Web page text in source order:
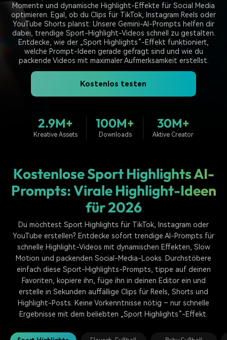
Prompts – schnell ähnliche
Videos erstellen
fortgeschrittene
Videobearbeitungsfähigkeiten
Kickstart Bootcamp
erweitern Sie Ihre
Fähigkeiten mit Filmora
DIY-Spezialeffekte
können
Creator
Ihren Einfluss mit Filmora
Freunde-werben-
Blog
Kunden-Support
Über Uns
Unsere Mission, Geschichte
und Kunden
Bewertungen
Finden Sie mehr über Filmora
Nachrichten und
Erfahren Sie, wie unsere
Kunden Erfolg haben
Schalten Sie Partnerschaften
auf Unternehmensebene frei
KAUFEN Anmelden
Suchen
Momente und dynamische Highlight-Effekte für Social Media
optimieren. Egal, ob du Clips für TikTok, Instagram Reels oder
YouTube Shorts planst: Unsere Gemini-AI-Prompts helfen dir
dabei, trendige Sport-Highlight-Videos schnell zu gestalten.
Entdecke, wie der „Sport Highlights“-Effekt funktioniert,
welche Prompt-Ideen gerade gefragt sind und wie du
packende Videos mit maximaler Aufmerksamkeit erstellst.
Kostenlos testen
2.9M+
Kreative Assets
100M+
Downloads
30M+
Aktive Creator
Kostenlose Sport Highlights AI-
Prompts: Virale Highlight-Ideen
für 2026
Du möchtest Sport Highlights für TikTok, Instagram oder
YouTube erstellen? Entdecke sofort trendige AI-Prompts für
schnelle Highlight-Videos mit dynamischen Effekten, Slow
Motion und packenden Social-Media-Looks. Durchstöbere
einfach diese Sport-Highlights-Prompts, tippe auf deinen
Favoriten, kopiere ihn, füge ihn in deinen Editor ein und
erstelle in Sekunden auffällige Clips für Reels, Shorts und
Highlight-Posts. Keine Vorkenntnisse nötig – nur schnelle
Ergebnisse mit dem beliebten „Sport Highlights“-Effekt.